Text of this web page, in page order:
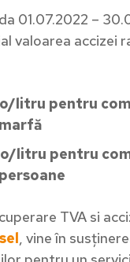
01.07.2022 –
valoarea accizei
litru pentru
litru pentru
TVA si
, vine în